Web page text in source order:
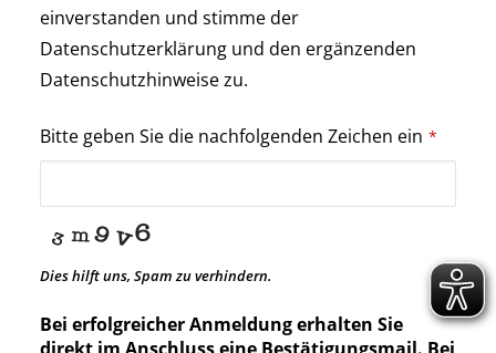
einverstanden und stimme der
Datenschutzerklärung und den ergänzenden
Datenschutzhinweise zu.
Bitte geben Sie die nachfolgenden Zeichen ein *
Dies hilft uns, Spam zu verhindern.
Bei erfolgreicher Anmeldung erhalten Sie